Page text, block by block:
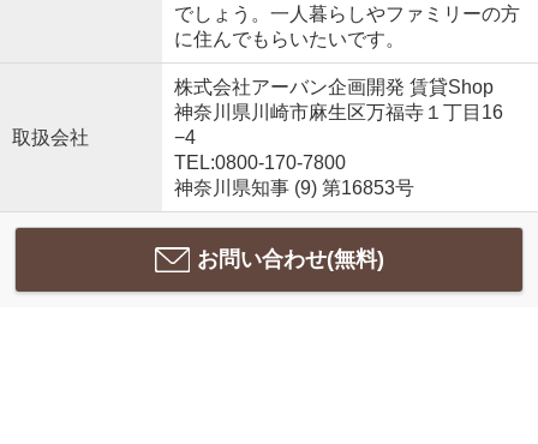
でしょう。一人暮らしやファミリーの方
に住んでもらいたいです。
取扱会社
株式会社アーバン企画開発 賃貸Shop
神奈川県川崎市麻生区万福寺１丁目16
−4
TEL:0800-170-7800
神奈川県知事 (9) 第16853号
お問い合わせ(無料)